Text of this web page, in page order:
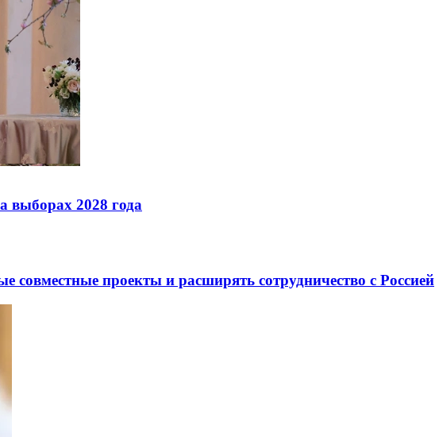
выборах 2028 года
проекты и расширять сотрудничество с Россией